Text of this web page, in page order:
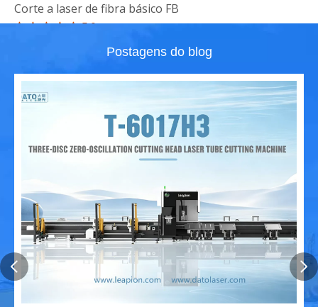
Corte a laser de fibra básico FB
    5.0
Postagens do blog